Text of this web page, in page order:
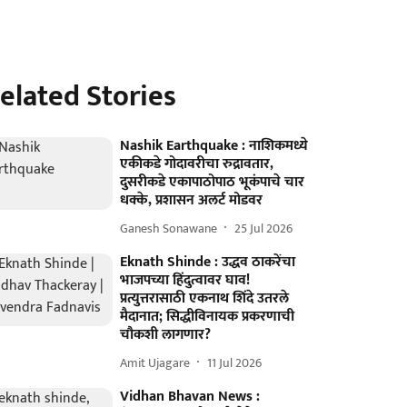
Stories
Nashik Earthquake : नाशिकमध्ये
एकीकडे गोदावरीचा रुद्रावतार,
दुसरीकडे एकापाठोपाठ भूकंपाचे चार
धक्के, प्रशासन अलर्ट मोडवर
Ganesh Sonawane 25 Jul 2026
Eknath Shinde : उद्धव ठाकरेंचा
भाजपच्या हिंदुत्वावर घाव!
प्रत्युत्तरासाठी एकनाथ शिंदे उतरले
मैदानात; सिद्धीविनायक प्रकरणाची
चौकशी लागणार?
Amit Ujagare 11 Jul 2026
Vidhan Bhavan News :